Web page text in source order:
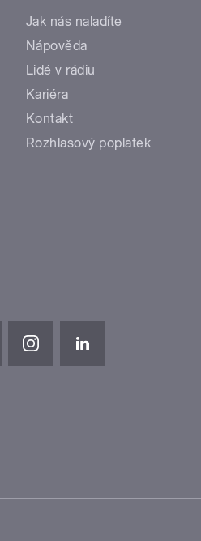
Jak nás naladíte
Nápověda
Lidé v rádiu
Kariéra
Kontakt
Rozhlasový poplatek